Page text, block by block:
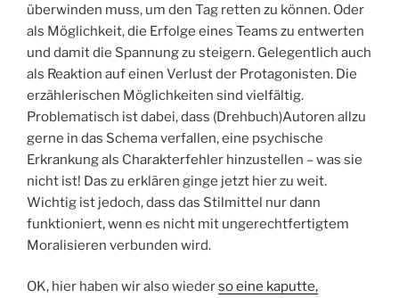
überwinden muss, um den Tag retten zu können. Oder
als Möglichkeit, die Erfolge eines Teams zu entwerten
und damit die Spannung zu steigern. Gelegentlich auch
als Reaktion auf einen Verlust der Protagonisten. Die
erzählerischen Möglichkeiten sind vielfältig.
Problematisch ist dabei, dass (Drehbuch)Autoren allzu
gerne in das Schema verfallen, eine psychische
Erkrankung als Charakterfehler hinzustellen – was sie
nicht ist! Das zu erklären ginge jetzt hier zu weit.
Wichtig ist jedoch, dass das Stilmittel nur dann
funktioniert, wenn es nicht mit ungerechtfertigtem
Moralisieren verbunden wird.
OK, hier haben wir also wiederso eine kaputte,